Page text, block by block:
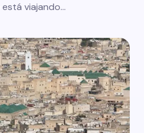
está viajando…